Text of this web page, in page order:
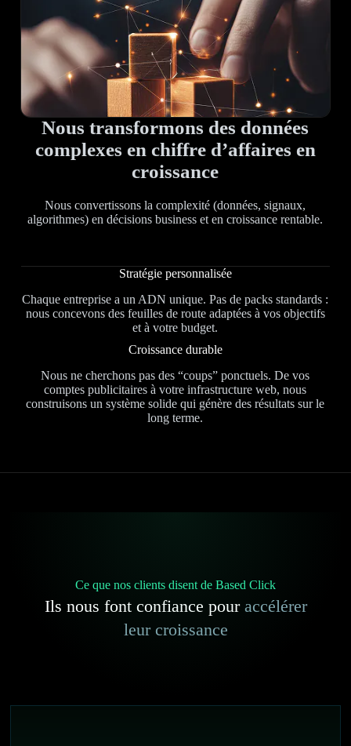
Nous transformons des données
complexes en chiffre d’affaires en
croissance
Nous convertissons la complexité (données, signaux,
algorithmes) en décisions business et en croissance rentable.
Stratégie personnalisée
Chaque entreprise a un ADN unique. Pas de packs standards :
nous concevons des feuilles de route adaptées à vos objectifs
et à votre budget.
Croissance durable
Nous ne cherchons pas des “coups” ponctuels. De vos
comptes publicitaires à votre infrastructure web, nous
construisons un système solide qui génère des résultats sur le
long terme.
Ce que nos clients disent de Based Click
Ils nous font confiance pour accélérer
leur croissance